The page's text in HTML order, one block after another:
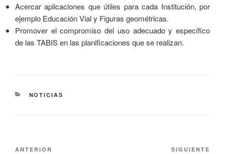
Acercar aplicaciones que útiles para cada Institución, por
ejemplo Educación Vial y Figuras geométricas.
Promover el compromiso del uso adecuado y específico
de las TABIS en las planificaciones que se realizan.
NOTICIAS
ANTERIOR SIGUIENTE